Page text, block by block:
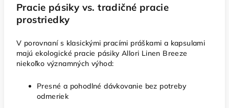
Pracie pásiky vs. tradičné pracie
prostriedky
V porovnaní s klasickými pracími práškami a kapsulami
majú ekologické pracie pásiky Allori Linen Breeze
niekoľko významných výhod:
Presné a pohodlné dávkovanie bez potreby
odmeriek